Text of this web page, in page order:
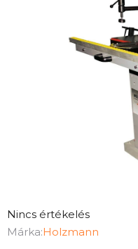
A
termék
Nincs értékelés
Márka:Holzmann